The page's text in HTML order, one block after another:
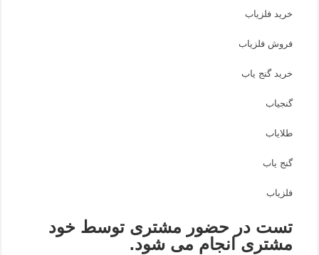
خرید فلزیاب
فروش فلزیاب
خرید گنج یاب
گنجیاب
طلایاب
گنج یاب
فلزیاب
تست در حضور مشتری توسط خود
مشتری انجام می شود.